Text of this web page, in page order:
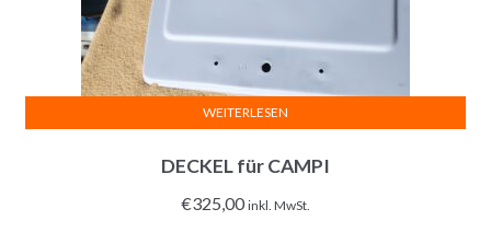
DECKEL für CAMPI
€325,00 inkl. MwSt.
WEITERLESEN